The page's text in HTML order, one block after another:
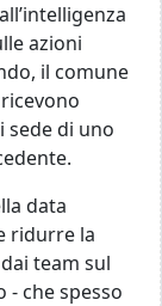
azioni
il comune
sede di uno
data
ridurre la
team sul
- che spesso